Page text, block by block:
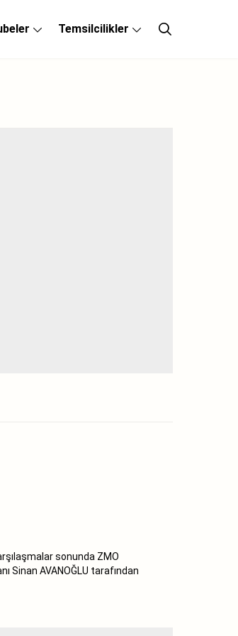
Temsilcilikler
sonunda ZMO
Sinan AVANOĞLU tarafından